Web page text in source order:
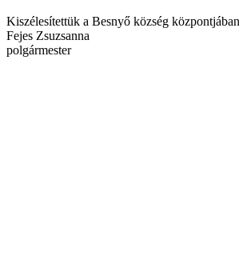
Kiszélesítettük a Besnyő község
Fejes Zsuzsanna
polgármester